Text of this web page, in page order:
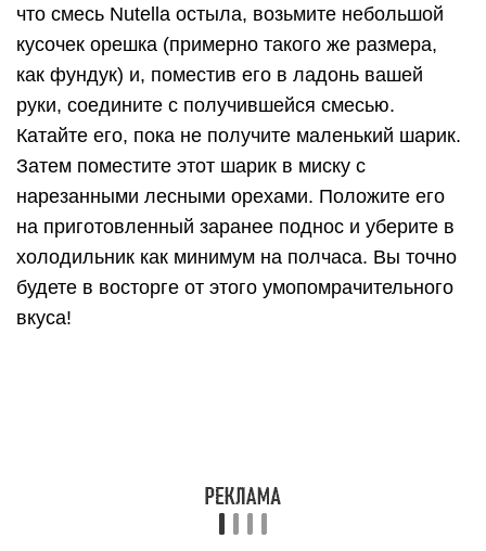
что смесь Nutella остыла, возьмите небольшой
кусочек орешка (примерно такого же размера,
как фундук) и, поместив его в ладонь вашей
руки, соедините с получившейся смесью.
Катайте его, пока не получите маленький шарик.
Затем поместите этот шарик в миску с
нарезанными лесными орехами. Положите его
на приготовленный заранее поднос и уберите в
холодильник как минимум на полчаса. Вы точно
будете в восторге от этого умопомрачительного
вкуса!